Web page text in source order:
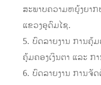
ສະພາບຄວາມຫຍຸ້ງຍາກ
ແຂວງອຸດົມໄຊ.
5. ບົດລາຍງານ ການຄຸ້
ຄຸ້ມຄອງເງິນຕາ ແລະ ກ
6. ບົດລາຍງານ ການຈັ